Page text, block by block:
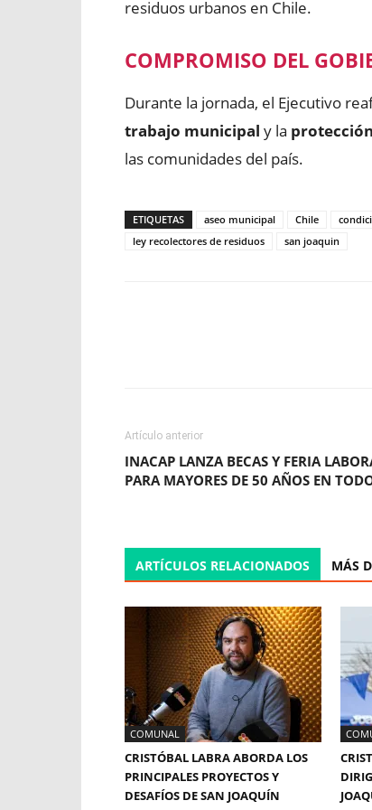
residuos urbanos en Chile.
COMPROMISO DEL
Durante la jornada, el Ejecutivo
trabajo municipal y la
las comunidades del país.
ETIQUETAS aseo municipal Chile
ley recolectores de residuos
san joaquin
Artículo anterior
INACAP LANZA BECAS Y FERIA
PARA MAYORES DE 50 AÑOS EN
ARTÍCULOS RELACIONADOS MÁS
COMUNAL
CRISTÓBAL LABRA ABORDA LOS
PRINCIPALES PROYECTOS Y
DESAFÍOS DE SAN JOAQUÍN